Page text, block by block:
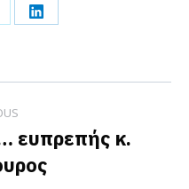
Share
LinkedIn
ευπρεπής κ.